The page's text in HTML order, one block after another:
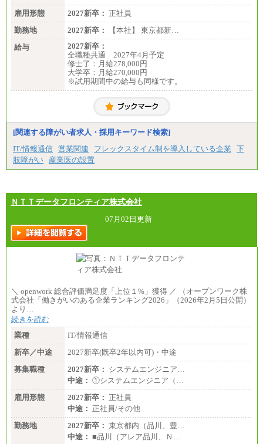
雇用形態
2027新卒： 正社員
勤務地
2027新卒：
【本社】 東京都新…
給与
2027新卒：
全職種共通 2027年4月予定
修士了：月給278,000円
大学卒：月給270,000円
※試用期間中の給与も同様です。
[関連する障がい者求人・採用キーワード検索]
IT/情報通信 営業関連 フレックスタイム制を導入している企業
下
肢障がい
産業医の設置
ＮＴＴデータフロンティア株式会社
07月02日更新
＼ openwork 総合評価満足度「上位１%」獲得 ／ （オープンワーク株
式会社「働きがいのある企業ランキング2026」（2026年2月5日公開）
より…
続きを読む
業種
IT/情報通信
新卒／中途
2027新卒(既卒2年以内可)・中途
募集職種
2027新卒： システムエンジニア…
中途： ①システムエンジニア（…
雇用形態
2027新卒： 正社員
中途： 正社員/その他
勤務地
2027新卒： 東京都内（品川、豊…
中途： ■品川（アレア品川、Ｎ…